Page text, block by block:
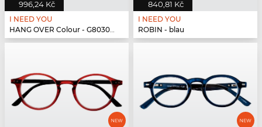
996,24 Kč
I NEED YOU
HANG OVER Colour - G80300 rot
840,81 Kč
I NEED YOU
ROBIN - blau